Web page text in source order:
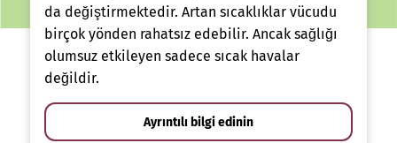
da değiştirmektedir. Artan sıcaklıklar vücudu
birçok yönden rahatsız edebilir. Ancak sağlığı
olumsuz etkileyen sadece sıcak havalar
değildir.
Ayrıntılı bilgi edinin